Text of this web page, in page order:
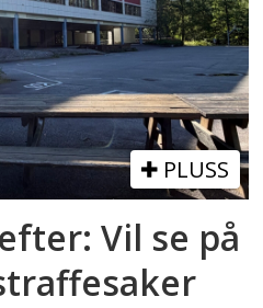
PLUSS
Vil se på